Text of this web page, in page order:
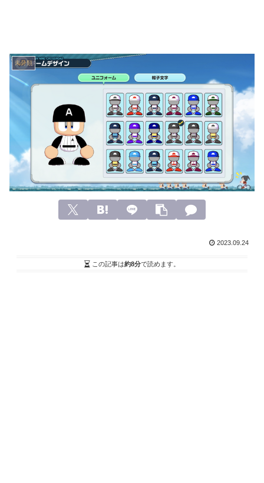
未分類
2023.09.24
この記事は約8分で読めます。